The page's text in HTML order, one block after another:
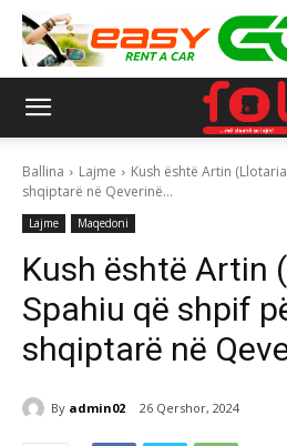
Ballina Lajme
Kush është Artin
shqiptarë në Qeverinë...
Lajme Maqedoni
Kush është Artin
Spahiu që shpif
shqiptarë në
By admin02 26 Qershor, 2024